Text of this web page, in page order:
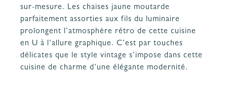
sur-mesure. Les chaises jaune moutarde
parfaitement assorties aux fils du luminaire
prolongent l’atmosphère rétro de cette cuisine
en U à l’allure graphique. C’est par touches
délicates que le style vintage s’impose dans cette
cuisine de charme d’une élégante modernité.